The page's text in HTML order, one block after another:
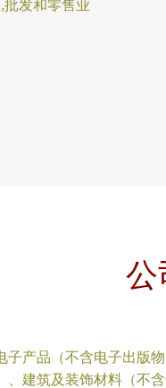
批发和零售业
公
子产品（不含电子出版
、建筑及装饰材料（不